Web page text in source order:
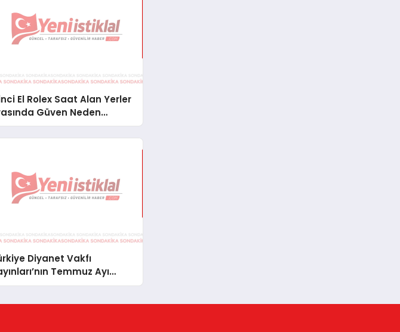
El Rolex Saat Alan Yerler
Güven Neden
Diyanet Vakfı
Temmuz Ayı
Köşesinde Bülent Ata